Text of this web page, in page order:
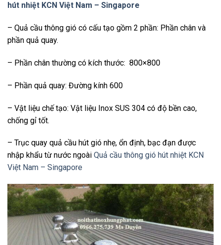
hút nhiệt KCN Việt Nam – Singapore
– Quả cầu thông gió có cấu tạo gồm 2 phần: Phần chân và
phần quả quay.
– Phần chân thường có kích thước: 800×800
– Phần quả quay: Đường kính 600
– Vật liệu chế tạo: Vật liệu Inox SUS 304 có độ bền cao,
chống gỉ tốt.
– Trục quay quả cầu hút gió nhẹ, ổn định, bạc đạn được
nhập khẩu từ nước ngoài Quả cầu thông gió hút nhiệt KCN
Việt Nam – Singapore